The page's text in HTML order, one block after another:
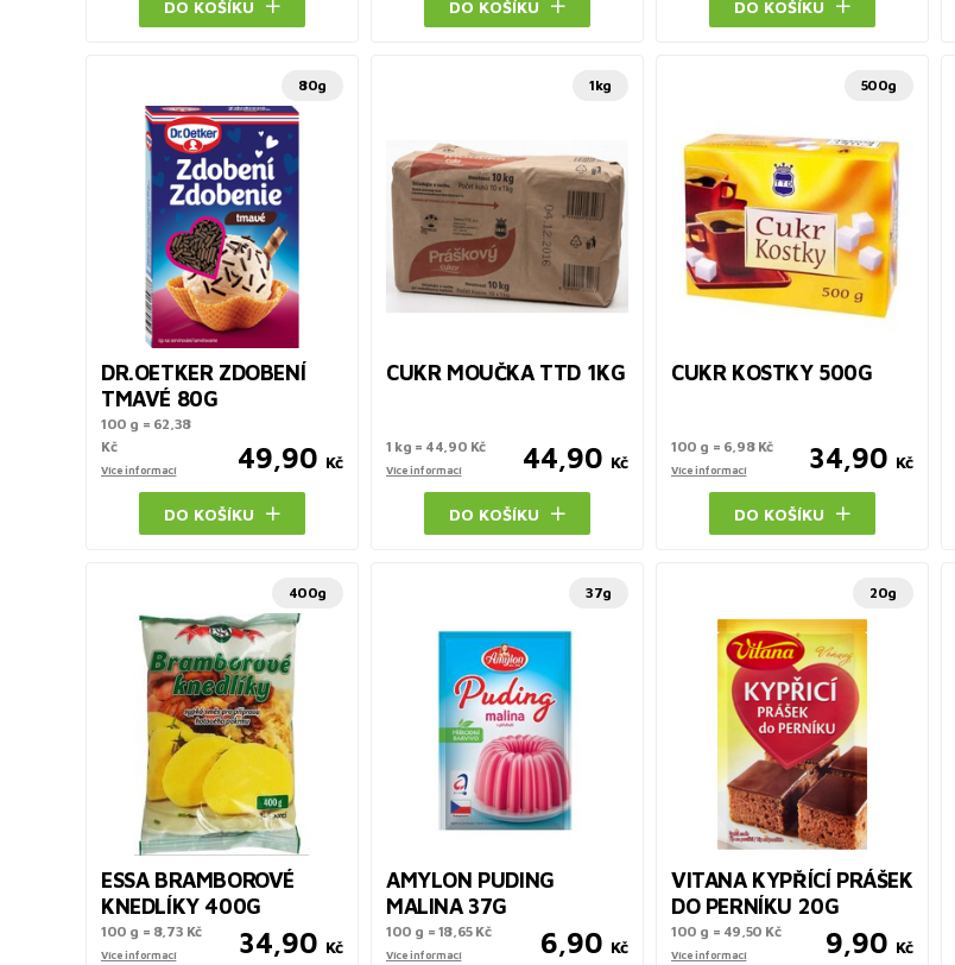
DO KOŠÍKU DO KOŠÍKU DO KOŠÍKU
80g
DR.OETKER ZDOBENÍ
TMAVÉ 80G
100 g = 62,38
Kč
Více informací 49,90 Kč
DO KOŠÍKU
1kg
CUKR MOUČKA TTD 1KG
1 kg = 44,90 Kč
Více informací 44,90 Kč
DO KOŠÍKU
500g
CUKR KOSTKY 500G
100 g = 6,98 Kč
Více informací 34,90 Kč
DO KOŠÍKU
400g
ESSA BRAMBOROVÉ
KNEDLÍKY 400G
100 g = 8,73 Kč
Více informací 34,90 Kč
37g
AMYLON PUDING
MALINA 37G
100 g = 18,65 Kč
Více informací 6,90 Kč
20g
VITANA KYPŘÍCÍ PRÁŠEK
DO PERNÍKU 20G
100 g = 49,50 Kč
Více informací 9,90 Kč